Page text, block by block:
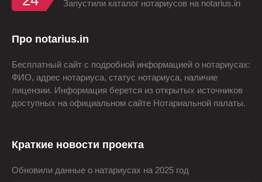
Запустили каталог нотариусов на notarius.in
Про notarius.in
Бесплатный сайт с подробной информацией о нотариусах:
ФИО, адрес нотариуса, статус нотариуса, наличие
лицензии. Информация берется из открытых источников
доступных на официальном сайте Нотариальной палаты.
Краткие новости проекта
Обновили данные о натариусах на 2025 год